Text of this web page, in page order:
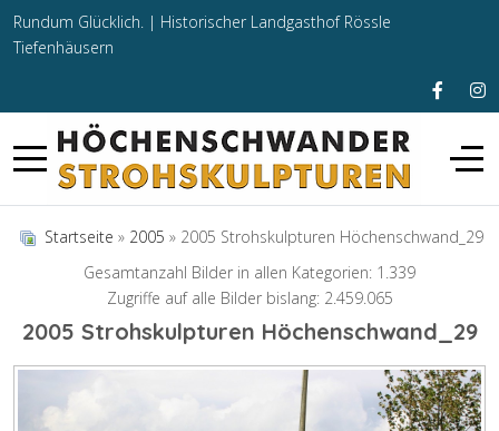
Rundum Glücklich. | Historischer Landgasthof Rössle
Tiefenhäusern
Startseite » 2005 » 2005 Strohskulpturen Höchenschwand_29
Gesamtanzahl Bilder in allen Kategorien: 1.339
Zugriffe auf alle Bilder bislang: 2.459.065
2005 Strohskulpturen Höchenschwand_29